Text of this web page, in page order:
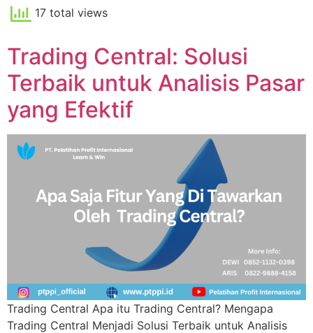
17 total views
Trading Central: Solusi
Terbaik untuk Analisis Pasar
yang Efektif
Trading Central Apa itu Trading Central? Mengapa
Trading Central Menjadi Solusi Terbaik untuk Analisis